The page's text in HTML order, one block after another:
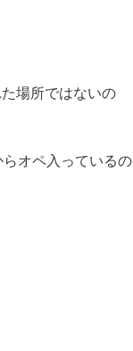
場所ではないの
オペ入っているの